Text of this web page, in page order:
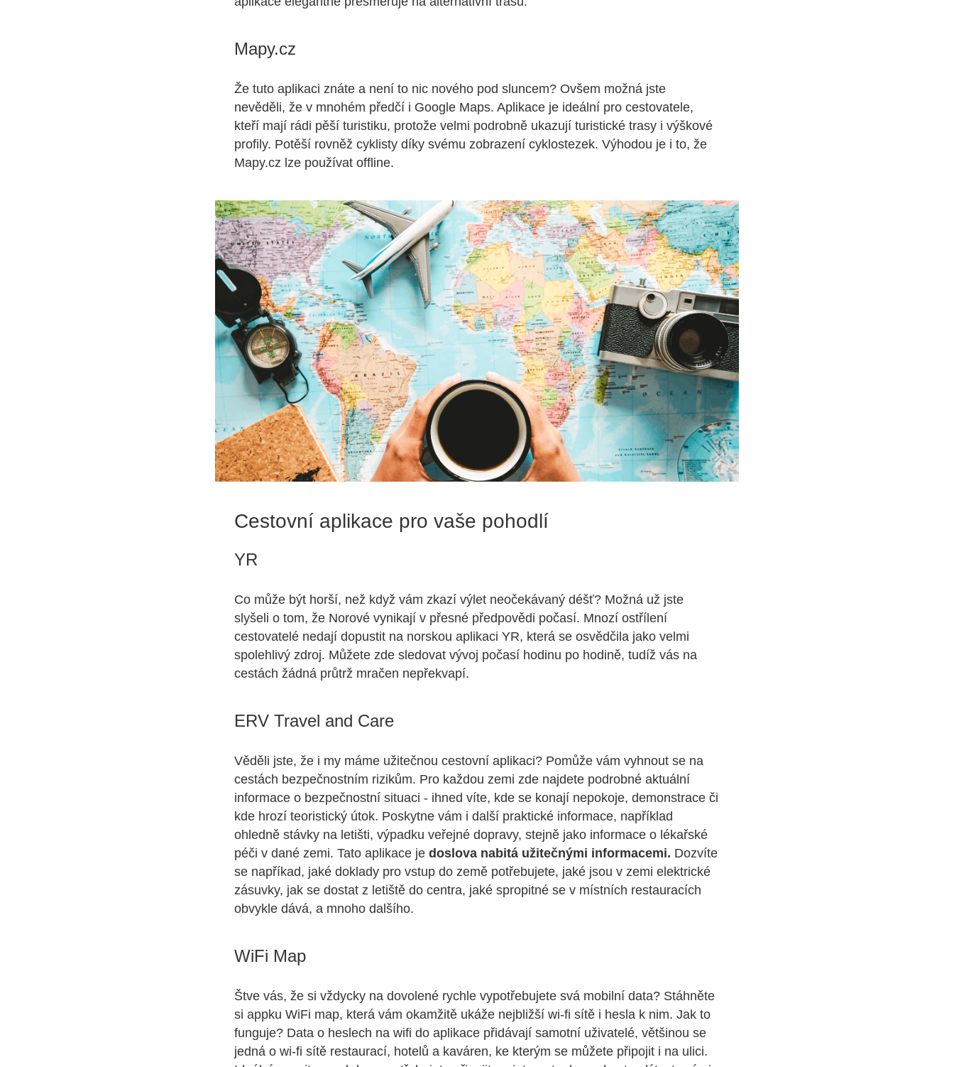
Mapy.cz
Že tuto aplikaci znáte a není to nic nového pod sluncem? Ovšem možná jste
nevěděli, že v mnohém předčí i Google Maps. Aplikace je ideální pro cestovatele,
kteří mají rádi pěší turistiku, protože velmi podrobně ukazují turistické trasy i výškové
profily. Potěší rovněž cyklisty díky svému zobrazení cyklostezek. Výhodou je i to, že
Mapy.cz lze používat offline.
Cestovní aplikace pro vaše pohodlí
YR
Co může být horší, než když vám zkazí výlet neočekávaný déšť? Možná už jste
slyšeli o tom, že Norové vynikají v přesné předpovědi počasí. Mnozí ostřílení
cestovatelé nedají dopustit na norskou aplikaci YR, která se osvědčila jako velmi
spolehlivý zdroj. Můžete zde sledovat vývoj počasí hodinu po hodině, tudíž vás na
cestách žádná průtrž mračen nepřekvapí.
ERV Travel and Care
Věděli jste, že i my máme užitečnou cestovní aplikaci? Pomůže vám vyhnout se na
cestách bezpečnostním rizikům. Pro každou zemi zde najdete podrobné aktuální
informace o bezpečnostní situaci - ihned víte, kde se konají nepokoje, demonstrace či
kde hrozí teoristický útok. Poskytne vám i další praktické informace, například
ohledně stávky na letišti, výpadku veřejné dopravy, stejně jako informace o lékařské
péči v dané zemi. Tato aplikace je doslova nabitá užitečnými informacemi. Dozvíte
se napříkad, jaké doklady pro vstup do země potřebujete, jaké jsou v zemi elektrické
zásuvky, jak se dostat z letiště do centra, jaké spropitné se v místních restauracích
obvykle dává, a mnoho dalšího.
WiFi Map
Štve vás, že si vždycky na dovolené rychle vypotřebujete svá mobilní data? Stáhněte
si appku WiFi map, která vám okamžitě ukáže nejbližší wi-fi sítě i hesla k nim. Jak to
funguje? Data o heslech na wifi do aplikace přidávají samotní uživatelé, většinou se
jedná o wi-fi sítě restaurací, hotelů a kaváren, ke kterým se můžete připojit i na ulici.